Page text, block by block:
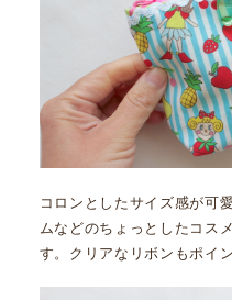
コロンとしたサイズ感が可
ムなどのちょっとしたコス
す。クリアなリボンもポイ